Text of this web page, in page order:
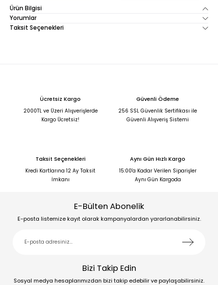
Ürün Bilgisi
Yorumlar
Taksit Seçenekleri
Ücretsiz Kargo
2000TL ve Üzeri Alışverişlerde
Kargo Ücretsiz!
Güvenli Ödeme
256 SSL Güvenlik Sertifikası ile
Güvenli Alışveriş Sistemi
Taksit Seçenekleri
Kredi Kartlarına 12 Ay Taksit
İmkanı
Aynı Gün Hızlı Kargo
15:00'a Kadar Verilen Siparişler
Aynı Gün Kargoda
E-Bülten Abonelik
E-posta listemize kayıt olarak kampanyalardan yararlanabilirsiniz.
Bizi Takip Edin
Sosyal medya hesaplarımızdan bizi takip edebilir ve paylaşabilirsiniz.